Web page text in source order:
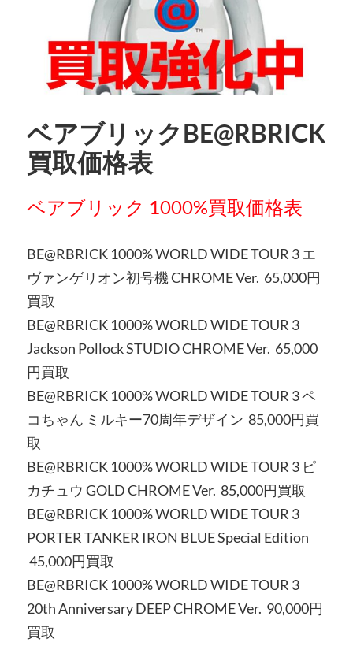
ベアブリックBE@RBRICK
買取価格表
ベアブリック 1000%買取価格表
BE@RBRICK 1000% WORLD WIDE TOUR 3 エ
ヴァンゲリオン初号機 CHROME Ver. 65,000円
買取
BE@RBRICK 1000% WORLD WIDE TOUR 3
Jackson Pollock STUDIO CHROME Ver. 65,000
円買取
BE@RBRICK 1000% WORLD WIDE TOUR 3 ペ
コちゃん ミルキー70周年デザイン 85,000円買
取
BE@RBRICK 1000% WORLD WIDE TOUR 3 ピ
カチュウ GOLD CHROME Ver. 85,000円買取
BE@RBRICK 1000% WORLD WIDE TOUR 3
PORTER TANKER IRON BLUE Special Edition
45,000円買取
BE@RBRICK 1000% WORLD WIDE TOUR 3
20th Anniversary DEEP CHROME Ver. 90,000円
買取